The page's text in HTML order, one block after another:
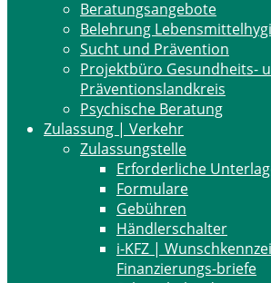
Beratungsangebote
Belehrung
Sucht und Prävention
Projektbüro Gesundheits-
Präventionslandkreis
Psychische Beratung
Zulassung | Verkehr
Zulassungstelle
Erforderliche
Formulare
Gebühren
Händlerschalter
i-KFZ |
Finanzierungs-briefe